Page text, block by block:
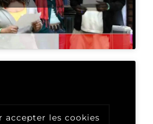
accepter les cookies